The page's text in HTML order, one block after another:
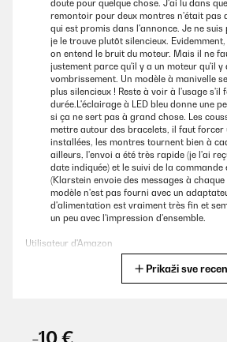
doute pour quelque chose. J'ai lu dans
remontoir pour deux montres n'était pas
qui est promis dans l'annonce. Je ne
je le trouve plutôt silencieux.
on entend le bruit du moteur. Mais il ne
justement parce qu'il y a un moteur qu'il y
vombrissement. Un modèle à manivelle
plus silencieux ! Reste à voir à l'usage s'il
durée.L'éclairage à LED bleu donne une
si ça ne sert pas à grand chose. Les
mettre autour des bracelets, il faut forcer
installées, les montres tournent bien à
ailleurs, l'envoi a été très rapide (je l'ai
date indiquée) et le suivi de la commande
(Klarstein envoie des messages à chaque
modèle n'est pas fourni avec un
d'alimentation est vraiment très fin et
un peu avec l'impression d'ensemble.
Utilisateur d'Amazon
Prikaži sve
-10 €